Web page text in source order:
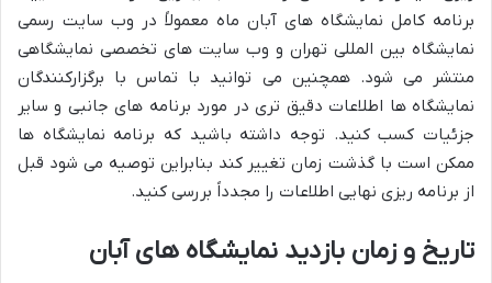
برنامه کامل نمایشگاه های آبان ماه معمولاً در وب سایت رسمی
نمایشگاه بین المللی تهران و وب سایت های تخصصی نمایشگاهی
منتشر می شود. همچنین می توانید با تماس با برگزارکنندگان
نمایشگاه ها اطلاعات دقیق تری در مورد برنامه های جانبی و سایر
جزئیات کسب کنید. توجه داشته باشید که برنامه نمایشگاه ها
ممکن است با گذشت زمان تغییر کند بنابراین توصیه می شود قبل
از برنامه ریزی نهایی اطلاعات را مجدداً بررسی کنید.
تاریخ و زمان بازدید نمایشگاه های آبان